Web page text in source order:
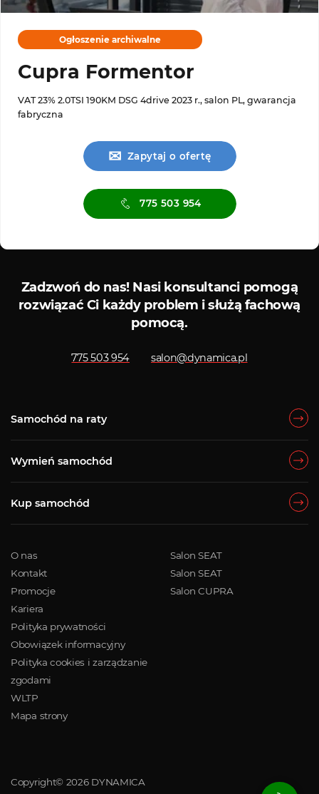
Ogłoszenie archiwalne
Cupra Formentor
VAT 23% 2.0TSI 190KM DSG 4drive 2023 r., salon PL, gwarancja
fabryczna
✉ Zapytaj o ofertę
775 503 954
Zadzwoń do nas!Nasi konsultanci pomogą
rozwiązać Ci każdy problem i służą fachową
pomocą.
775 503 954 salon@dynamica.pl
Samochód na raty
Wymień samochód
Kup samochód
O nas
Kontakt
Promocje
Kariera
Polityka prywatności
Obowiązek informacyjny
Polityka cookies i zarządzanie
zgodami
WLTP
Mapa strony
Salon SEAT
Salon SEAT
Salon CUPRA
Copyright© 2026 DYNAMICA